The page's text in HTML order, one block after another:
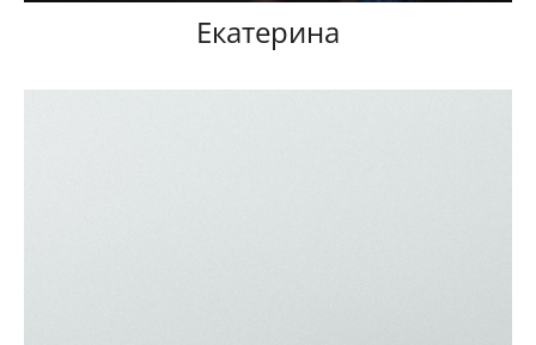
Екатерина